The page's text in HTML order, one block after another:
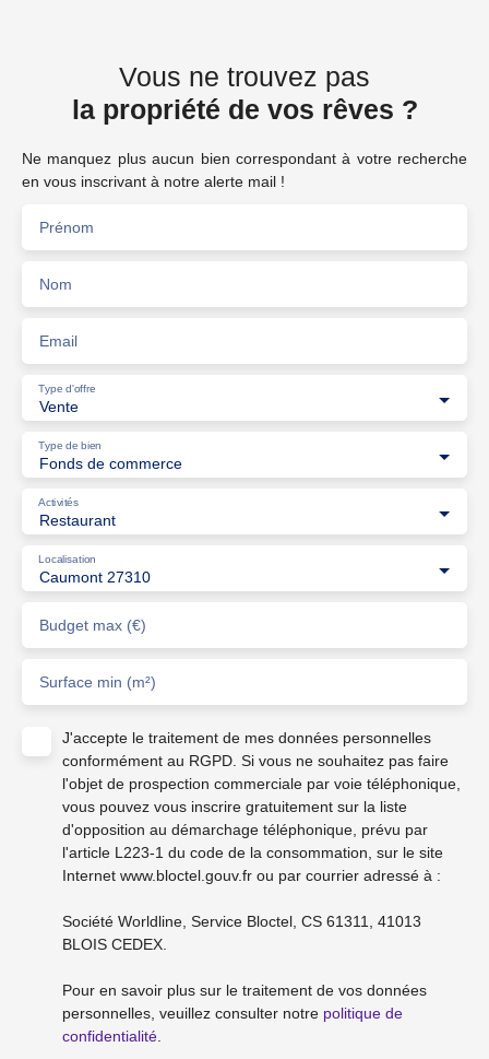
Vous ne trouvez pas
la propriété de vos rêves ?
Ne manquez plus aucun bien correspondant à votre recherche
en vous inscrivant à notre alerte mail !
Prénom
Nom
Email
Vente
Type d'offre
Fonds de commerce
Type de bien
Restaurant
Activités
Caumont 27310
Localisation
Budget max (€)
Surface min (m²)
J'accepte le traitement de mes données personnelles
conformément au RGPD. Si vous ne souhaitez pas faire
l'objet de prospection commerciale par voie téléphonique,
vous pouvez vous inscrire gratuitement sur la liste
d'opposition au démarchage téléphonique, prévu par
l'article L223-1 du code de la consommation, sur le site
Internet www.bloctel.gouv.fr ou par courrier adressé à :
Société Worldline, Service Bloctel, CS 61311, 41013
BLOIS CEDEX.
Pour en savoir plus sur le traitement de vos données
personnelles, veuillez consulter notre politique de
confidentialité